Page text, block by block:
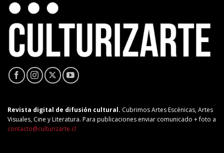
Revista digital de difusión cultural. Cubrimos Artes Escénicas, Artes
Visuales, Cine y Literatura. Para publicaciones enviar comunicado + foto a
contacto@culturizarte.cl